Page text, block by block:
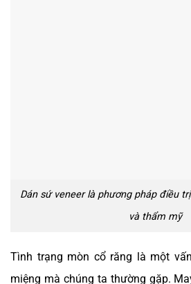
Dán sứ veneer là phương pháp điều
và thẩm mỹ
Tình trạng mòn cổ răng là một
miệng mà chúng ta thường gặp.